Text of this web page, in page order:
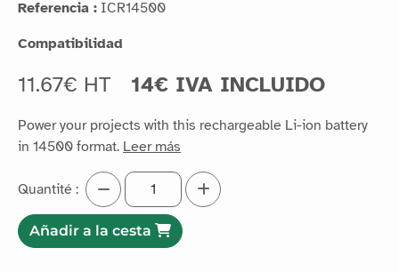
Referencia : ICR14500
Compatibilidad
11.67€ HT 14€ IVA INCLUIDO
Power your projects with this rechargeable Li-ion battery
in 14500 format. Leer más
Quantité :
Añadir a la cesta